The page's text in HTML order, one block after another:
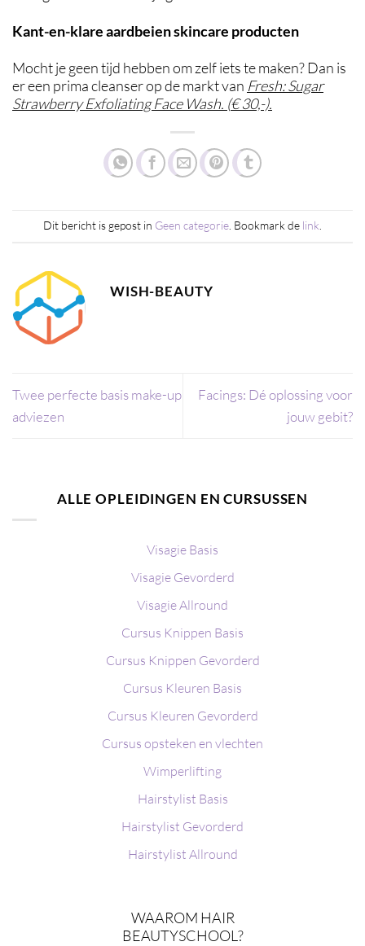
Kant-en-klare aardbeien skincare producten
Mocht je geen tijd hebben om zelf iets te maken? Dan is
er een prima cleanser op de markt van Fresh: Sugar
Strawberry Exfoliating Face Wash. (€ 30,-).
Dit bericht is gepost in Geen categorie . Bookmark de link
WISH-BEAUTY
Twee perfecte basis make-up
adviezen
Facings: Dé oplossing voor
jouw gebit?
ALLE OPLEIDINGEN EN CURSUSSEN
Visagie Basis
Visagie Gevorderd
Visagie Allround
Cursus Knippen Basis
Cursus Knippen Gevorderd
Cursus Kleuren Basis
Cursus Kleuren Gevorderd
Cursus opsteken en vlechten
Wimperlifting
Hairstylist Basis
Hairstylist Gevorderd
Hairstylist Allround
WAAROM HAIR
BEAUTYSCHOOL?